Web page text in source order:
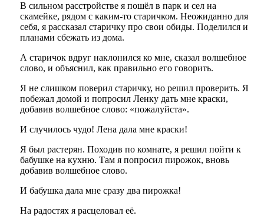
В сильном расстройстве я пошёл в парк и сел на
скамейке, рядом с каким-то старичком. Неожиданно для
себя, я рассказал старичку про свои обиды. Поделился и
планами сбежать из дома.
А старичок вдруг наклонился ко мне, сказал волшебное
слово, и объяснил, как правильно его говорить.
Я не слишком поверил старичку, но решил проверить. Я
побежал домой и попросил Ленку дать мне краски,
добавив волшебное слово: «пожалуйста».
И случилось чудо! Лена дала мне краски!
Я был растерян. Походив по комнате, я решил пойти к
бабушке на кухню. Там я попросил пирожок, вновь
добавив волшебное слово.
И бабушка дала мне сразу два пирожка!
На радостях я расцеловал её.